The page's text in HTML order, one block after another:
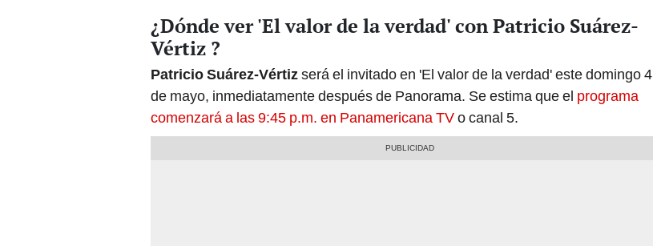
¿Dónde ver 'El valor de la verdad' con Patricio Suárez-
Vértiz ?
Patricio Suárez-Vértizserá el invitado en 'El valor de la verdad' este domingo 4
de mayo, inmediatamente después de Panorama. Se estima que el programa
comenzará a las 9:45 p.m. en Panamericana TVo canal 5.